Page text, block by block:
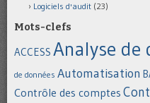
Logiciels d'audit (23)
Mots-clefs
ACCESS Analyse de
de données Automatisation
Contrôle des comptes